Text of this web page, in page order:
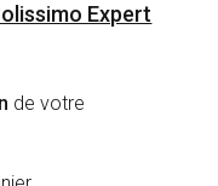
Expert
de votre